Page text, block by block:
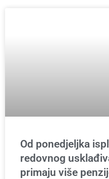
Od ponedjeljka
redovnog
primaju više